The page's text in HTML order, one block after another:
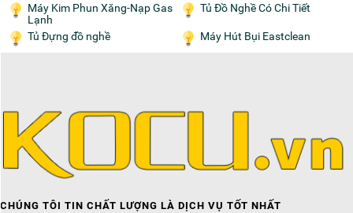
Máy Kim Phun Xăng-Nạp Gas
Lạnh
Tủ Đồ Nghề Có Chi Tiết
Tủ Đựng đồ nghề Máy Hút Bụi Eastclean
CHÚNG TÔI TIN CHẤT LƯỢNG LÀ DỊCH VỤ TỐT NHẤT